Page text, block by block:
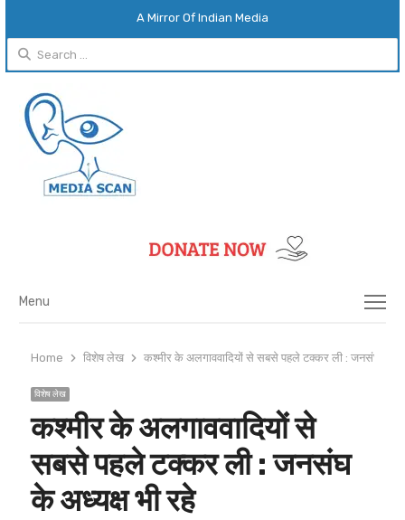
A Mirror Of Indian Media
Search
for:
Menu
Menu
Home विशेष लेख कश्मीर के अलगाववादियों से सबसे पहले टक्कर ली : जनसंघ के
विशेष लेख
कश्मीर के अलगाववादियों से
सबसे पहले टक्कर ली : जनसंघ
के अध्यक्ष भी रहे